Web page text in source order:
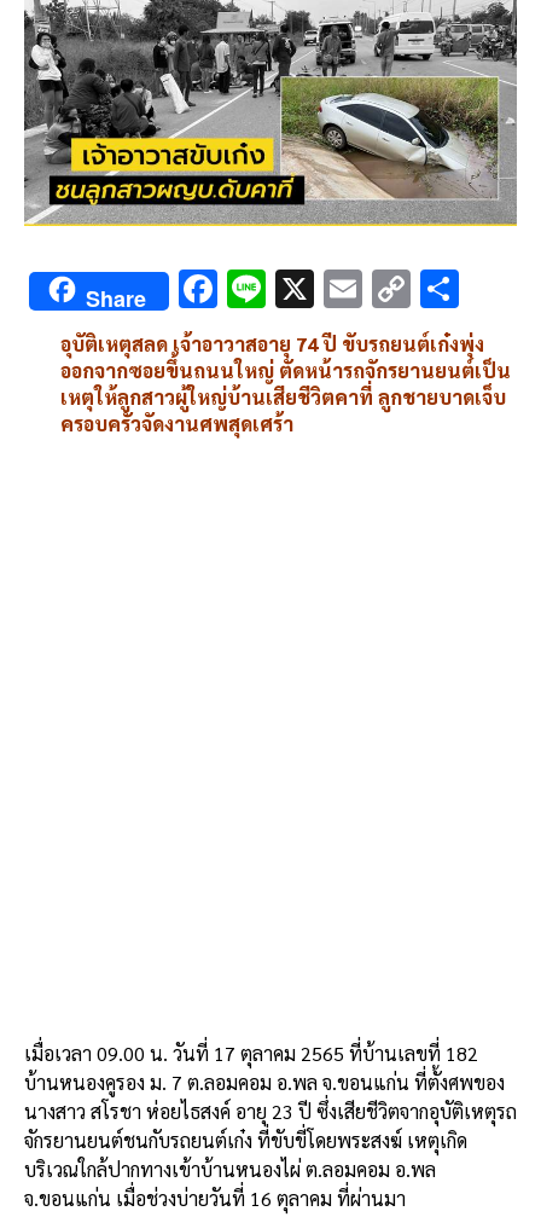
Share F
ac
e
b
o
Li
n
e
X E
m
ai
l
C
o
py
Li
h
ar
e
อุบัติเหตุสลด เจ้าอาวาสอายุ 74 ปี ขับรถยนต์เก๋งพุ่ง
ออกจากซอยขึ้นถนนใหญ่ ตัดหน้ารถจักรยานยนต์เป็น
เหตุให้ลูกสาวผู้ใหญ่บ้านเสียชีวิตคาที่ ลูกชายบาดเจ็บ
ครอบครัวจัดงานศพสุดเศร้า
เมื่อเวลา 09.00 น. วันที่ 17 ตุลาคม 2565 ที่บ้านเลขที่ 182
บ้านหนองคูรอง ม. 7 ต.ลอมคอม อ.พล จ.ขอนแก่น ที่ตั้งศพของ
นางสาว สโรชา ห่อยไธสงค์ อายุ 23 ปี ซึ่งเสียชีวิตจากอุบัติเหตุรถ
จักรยานยนต์ชนกับรถยนต์เก๋ง ที่ขับขี่โดยพระสงฆ์ เหตุเกิด
บริเวณใกล้ปากทางเข้าบ้านหนองไผ่ ต.ลอมคอม อ.พล
จ.ขอนแก่น เมื่อช่วงบ่ายวันที่ 16 ตุลาคม ที่ผ่านมา